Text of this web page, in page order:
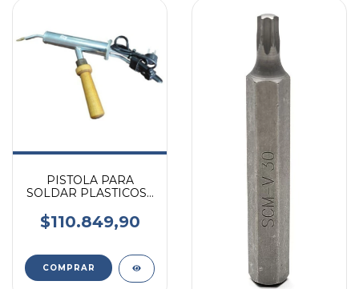
PISTOLA PARA
SOLDAR PLASTICOS -
KAYAK
$110.849,90